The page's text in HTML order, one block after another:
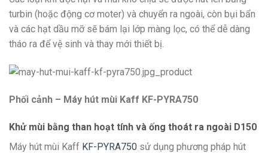
turbin (hoặc động cơ moter) và chuyển ra ngoài, còn bụi bẩn
và các hạt dầu mỡ sẽ bám lại lớp màng lọc, có thể dễ dàng
tháo ra để vệ sinh và thay mới thiết bị.
Phối cảnh – Máy hút mùi Kaff KF-PYRA750
Khử mùi bằng than hoạt tính và ống thoát ra ngoài D150
Máy hút mùi Kaff KF-PYRA750 sử dụng phương pháp hút